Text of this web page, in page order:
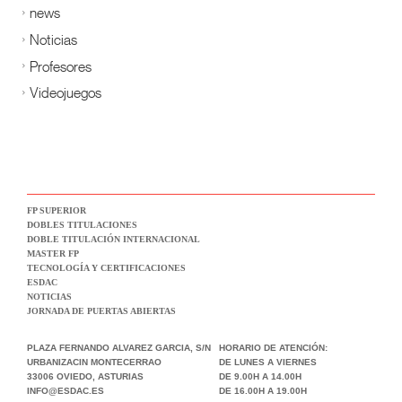
news
Noticias
Profesores
Videojuegos
FP SUPERIOR
DOBLES TITULACIONES
DOBLE TITULACIÓN INTERNACIONAL
MASTER FP
TECNOLOGÍA Y CERTIFICACIONES
ESDAC
NOTICIAS
JORNADA DE PUERTAS ABIERTAS
PLAZA FERNANDO ALVAREZ GARCIA, S/N
URBANIZACIN MONTECERRAO
33006 OVIEDO, ASTURIAS
INFO@ESDAC.ES
HORARIO DE ATENCIÓN:
DE LUNES A VIERNES
DE 9.00H A 14.00H
DE 16.00H A 19.00H